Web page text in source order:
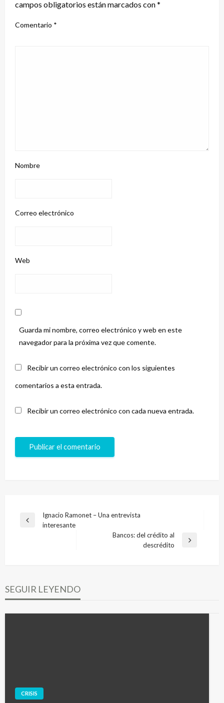
campos obligatorios están marcados con*
Comentario *
Nombre
Correo electrónico
Web
Guarda mi nombre, correo electrónico y web en este
navegador para la próxima vez que comente.
Recibir un correo electrónico con los siguientes
comentarios a esta entrada.
Recibir un correo electrónico con cada nueva entrada.
Navegación
Entrada
Ignacio Ramonet – Una entrevista
interesante
Bancos: del crédito al
descrédito
SEGUIR LEYENDO
CRISIS